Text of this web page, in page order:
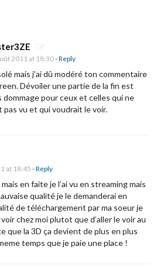
2011 at 18:30- Reply
mais j’ai dû modéré ton commentaire
Dévoiler une partie de la fin est
dommage pour ceux et celles qui ne
pas vu et qui voudrait le voir.
at 18:45 - Reply
en faite je l’ai vu en streaming mais
qualité je le demanderai en
de téléchargement par ma soeur je
chez moi plutot que d’aller le voir au
que la 3D ça devient de plus en plus
temps que je paie une place !